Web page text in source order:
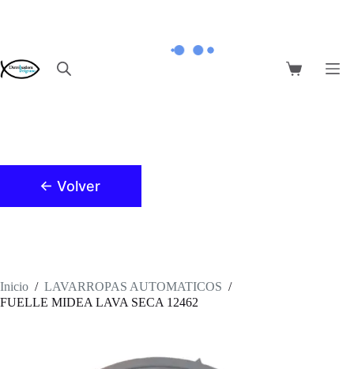
Carro
← Volver
Inicio / LAVARROPAS AUTOMATICOS /
FUELLE MIDEA LAVA SECA 12462